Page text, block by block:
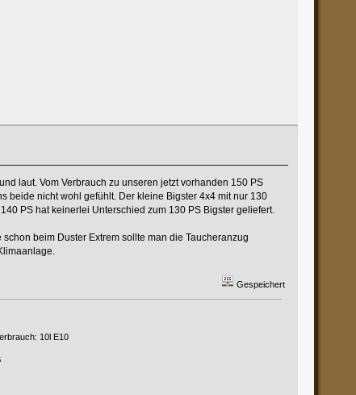
laut. Vom Verbrauch zu unseren jetzt vorhanden 150 PS
beide nicht wohl gefühlt. Der kleine Bigster 4x4 mit nur 130
PS hat keinerlei Unterschied zum 130 PS Bigster geliefert.
beim Duster Extrem sollte man die Taucheranzug
Gespeichert
10l E10